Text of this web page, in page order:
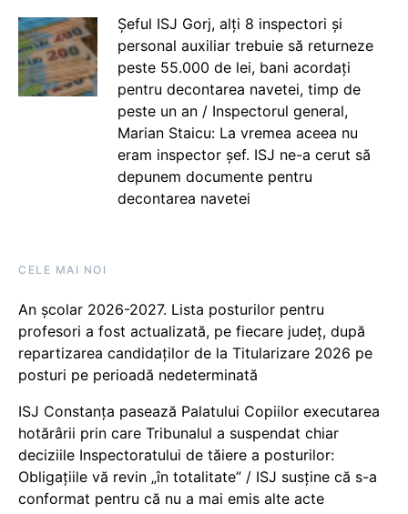
Șeful ISJ Gorj, alți 8 inspectori și
personal auxiliar trebuie să returneze
peste 55.000 de lei, bani acordați
pentru decontarea navetei, timp de
peste un an / Inspectorul general,
Marian Staicu: La vremea aceea nu
eram inspector șef. ISJ ne-a cerut să
depunem documente pentru
decontarea navetei
CELE MAI NOI
An școlar 2026-2027. Lista posturilor pentru
profesori a fost actualizată, pe fiecare județ, după
repartizarea candidaților de la Titularizare 2026 pe
posturi pe perioadă nedeterminată
ISJ Constanța pasează Palatului Copiilor executarea
hotărârii prin care Tribunalul a suspendat chiar
deciziile Inspectoratului de tăiere a posturilor:
Obligațiile vă revin „în totalitate” / ISJ susține că s-a
conformat pentru că nu a mai emis alte acte